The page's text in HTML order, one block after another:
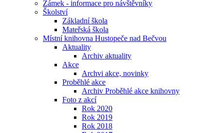
Zámek - informace pro návštěvníky
Školství
Základní škola
Mateřská škola
Místní knihovna Hustopeče nad Bečvou
Aktuality
Archiv aktuality
Akce
Archvi akce, novinky
Proběhlé akce
Archiv Proběhlé akce knihovny
Foto z akcí
Rok 2020
Rok 2019
Rok 2018